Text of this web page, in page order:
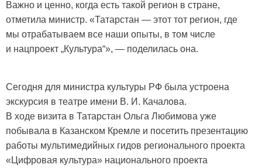
Важно и ценно, когда есть такой регион в стране,
отметила министр. «Татарстан — этот тот регион, где
мы отрабатываем все наши опыты, в том числе
и нацпроект „Культура“», — поделилась она.
Сегодня для министра культуры РФ была устроена
экскурсия в театре имени В. И. Качалова.
В ходе визита в Татарстан Ольга Любимова уже
побывала в Казанском Кремле и посетить презентацию
работы мультимедийных гидов регионального проекта
«Цифровая культура» национального проекта